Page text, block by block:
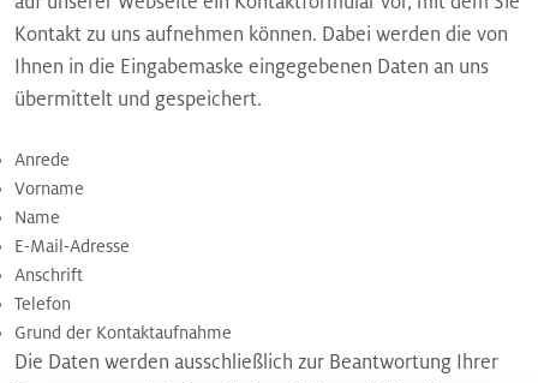
Kontakt zu uns aufnehmen können. Dabei werden die von
Ihnen in die Eingabemaske eingegebenen Daten an uns
übermittelt und gespeichert.
Anrede
Vorname
Name
E-Mail-Adresse
Anschrift
Telefon
Grund der Kontaktaufnahme
Die Daten werden ausschließlich zur Beantwortung Ihrer